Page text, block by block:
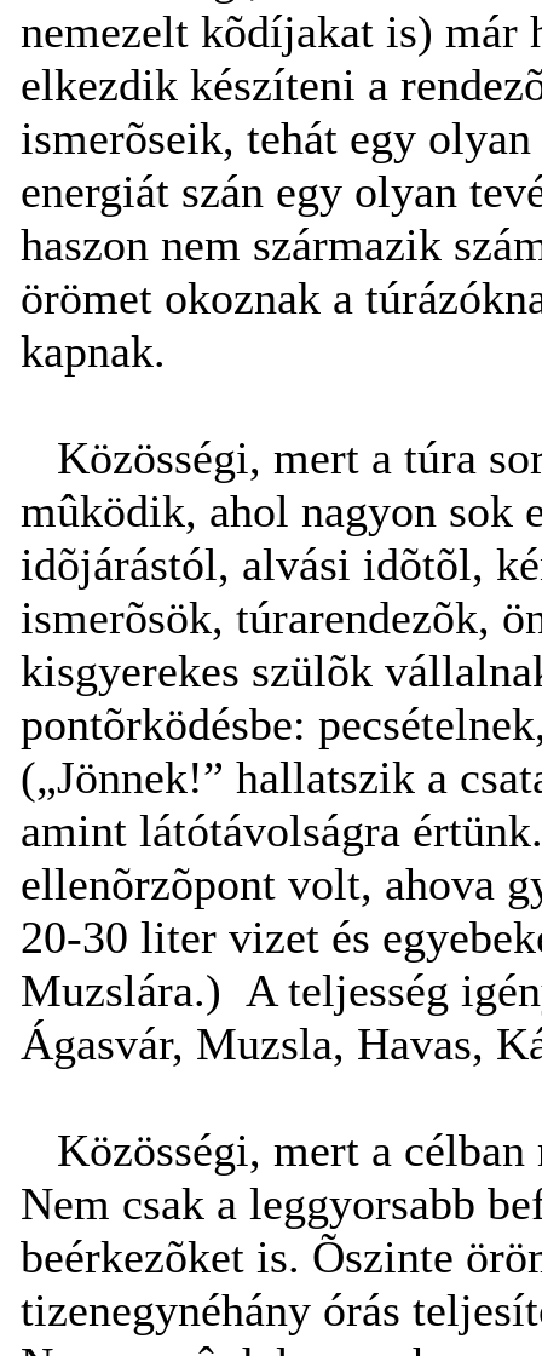
nemezelt kõdíjakat is) már
elkezdik készíteni a
ismerõseik, tehát egy
energiát szán egy olyan
haszon nem származik
örömet okoznak a
kapnak.
Közösségi, mert a túra
mûködik, ahol nagyon sok
idõjárástól, alvási idõtõl,
ismerõsök, túrarendezõk,
kisgyerekes szülõk
pontõrködésbe:
(„Jönnek!” hallatszik a
amint látótávolságra
ellenõrzõpont volt, ahova
20-30 liter vizet és
Muzslára.) A teljesség
Ágasvár, Muzsla, Havas,
Közösségi, mert a célban
Nem csak a leggyorsabb
beérkezõket is. Õszinte
tizenegynéhány órás